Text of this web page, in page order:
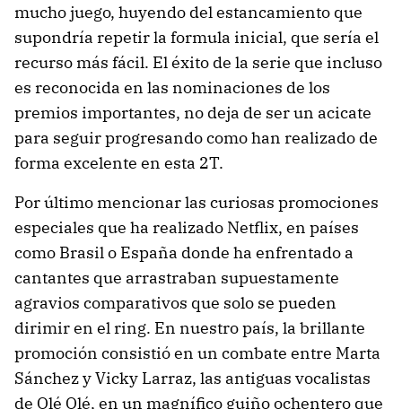
mucho juego, huyendo del estancamiento que
supondría repetir la formula inicial, que sería el
recurso más fácil. El éxito de la serie que incluso
es reconocida en las nominaciones de los
premios importantes, no deja de ser un acicate
para seguir progresando como han realizado de
forma excelente en esta 2T.
Por último mencionar las curiosas promociones
especiales que ha realizado Netflix, en países
como Brasil o España donde ha enfrentado a
cantantes que arrastraban supuestamente
agravios comparativos que solo se pueden
dirimir en el ring. En nuestro país, la brillante
promoción consistió en un combate entre Marta
Sánchez y Vicky Larraz, las antiguas vocalistas
de Olé Olé, en un magnífico guiño ochentero que